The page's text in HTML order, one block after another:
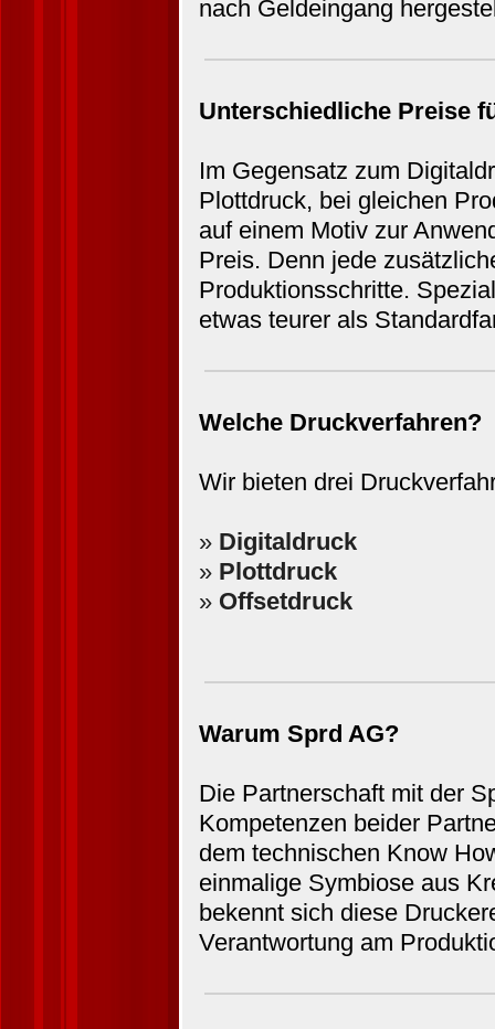
nach Geldeingang
Unterschiedliche Preise
Im Gegensatz zum
Plottdruck, bei gleichen
auf einem Motiv zur
Preis. Denn jede
Produktionsschritte.
etwas teurer als
Welche Druckverfahren?
Wir bieten drei
» Digitaldruck
» Plottdruck
» Offsetdruck
Warum Sprd AG?
Die Partnerschaft mit der
Kompetenzen beider
dem technischen Know
einmalige Symbiose aus
bekennt sich diese
Verantwortung am